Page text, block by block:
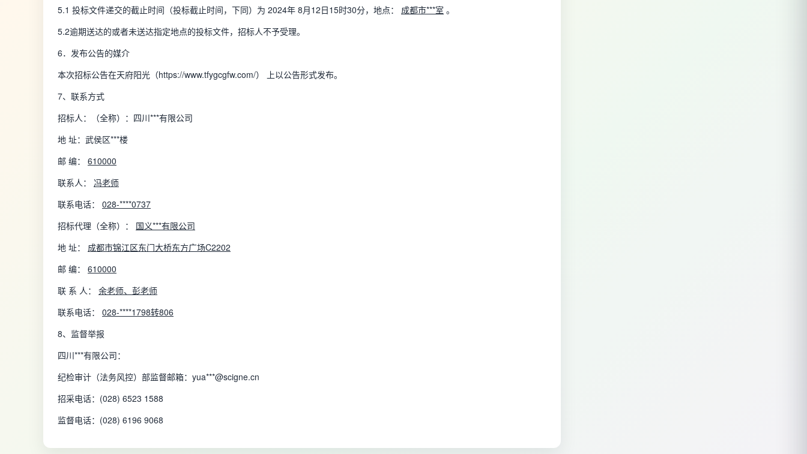
5.1 投标文件递交的截止时间（投标截止时间，下同）为 2024年 8月12日15时30分，地点： 成都市***室 。
5.2逾期送达的或者未送达指定地点的投标文件，招标人不予受理。
6．发布公告的媒介
本次招标公告在天府阳光（https://www.tfygcgfw.com/） 上以公告形式发布。
7、联系方式
招标人：（全称）：四川***有限公司
地 址：武侯区***楼
邮 编： 610000
联系人： 冯老师
联系电话： 028-****0737
招标代理（全称）： 国义***有限公司
地 址： 成都市锦江区东门大桥东方广场C2202
邮 编： 610000
联 系 人： 余老师、彭老师
联系电话： 028-****1798转806
8、监督举报
四川***有限公司：
纪检审计（法务风控）部监督邮箱：yua***@scigne.cn
招采电话：(028) 6523 1588
监督电话：(028) 6196 9068